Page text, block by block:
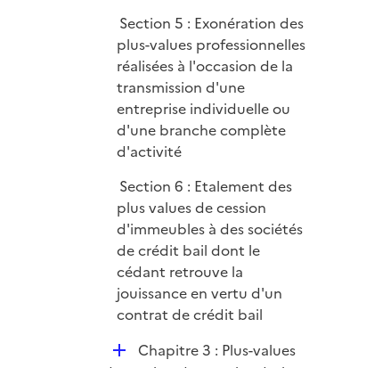
e
r
Section 5 : Exonération des
plus-values professionnelles
réalisées à l'occasion de la
transmission d'une
entreprise individuelle ou
d'une branche complète
d'activité
Section 6 : Etalement des
plus values de cession
d'immeubles à des sociétés
de crédit bail dont le
cédant retrouve la
jouissance en vertu d'un
contrat de crédit bail
DChapitre 3 : Plus-values